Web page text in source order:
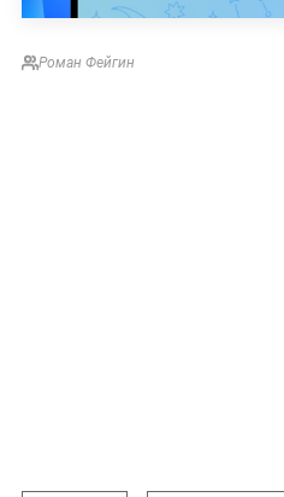
Роман Фейгин